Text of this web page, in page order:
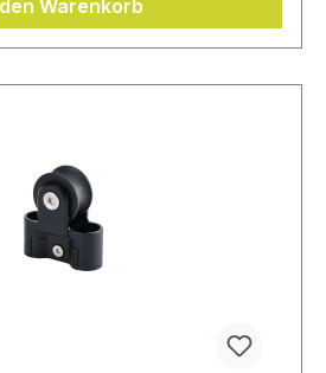
Warenkorb